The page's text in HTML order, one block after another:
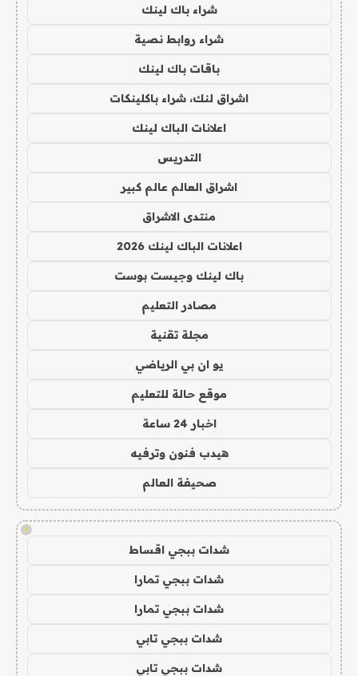
شراء باك لينك
شراء روابط نصية
باقات باك لينك
اشراق لنك، شراء باكلينكات
اعلانات الباك لينك
التدريس
اشراق العالم عالم كبير
منتدى الاشراق
اعلانات الباك لينك 2026
باك لينك وجيست بوست
مصادر التعليم
مجلة تقنية
يو ان بي الرياضي
موقع حالة للتعليم
اخبار 24 ساعة
هيدب فنون وترفيه
صحيفة العالم
!
شدات ببجي اقساط
شدات ببجي تمارا
شدات ببجي تمارا
شدات ببجي تابي
شدات ببجي تابي